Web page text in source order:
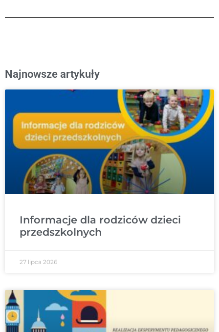
Najnowsze artykuły
Informacje dla rodziców dzieci
przedszkolnych
27 lipca 2026